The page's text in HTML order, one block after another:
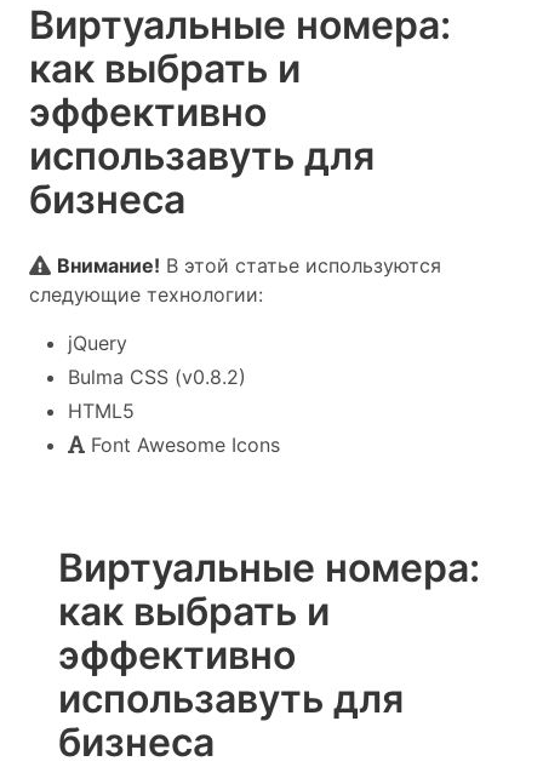
Виртуальные номера:
как выбрать и
эффективно
использавуть для
бизнеса
Внимание! В этой статье используются
следующие технологии:
jQuery
Bulma CSS (v0.8.2)
HTML5
Font Awesome Icons
Виртуальные номера:
как выбрать и
эффективно
использавуть для
бизнеса